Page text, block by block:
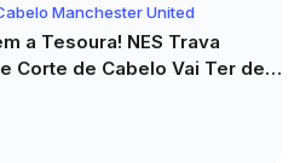
Manchester United
a Tesoura! NES Trava
Corte de Cabelo Vai Ter de